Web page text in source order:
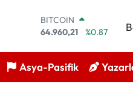
BITCOIN
64.960,21
%0.87
EURO
55,2510
%0.32
Asya-Pasifik